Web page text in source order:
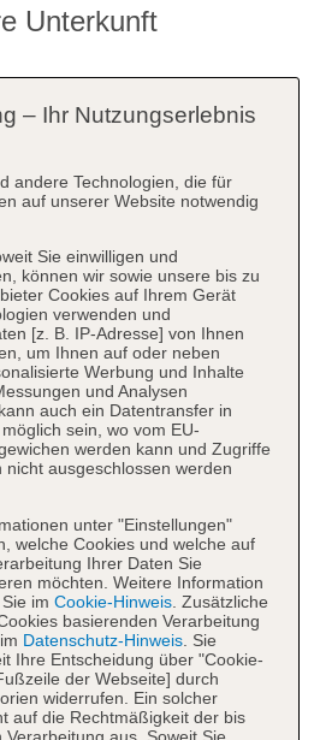
Unterkunft
Uhr
Uhr
Mai - September, ohne
integrierter
ohne Gebühr,
Gebühr
Mai - September, gegen
im Wellnessbereich,
an der Rezeption/in der
– Ihr Nutzungserlebnis
andere Technologien, die für
auf unserer Website notwendig
Sie einwilligen und
können wir sowie unsere bis zu
Cookies auf Ihrem Gerät
verwenden und
[z. B. IP-Adresse] von Ihnen
um Ihnen auf oder neben
Werbung und Inhalte
und Analysen
auch ein Datentransfer in
sein, wo vom EU-
werden kann und Zugriffe
ausgeschlossen werden
unter "Einstellungen"
welche Cookies und welche auf
Ihrer Daten Sie
möchten. Weitere Information
im Cookie-Hinweis. Zusätzliche
basierenden Verarbeitung
Datenschutz-Hinweis. Sie
Ihre Entscheidung über "Cookie-
der Webseite] durch
widerrufen. Ein solcher
auf die Rechtmäßigkeit der bis
aus. Soweit Sie